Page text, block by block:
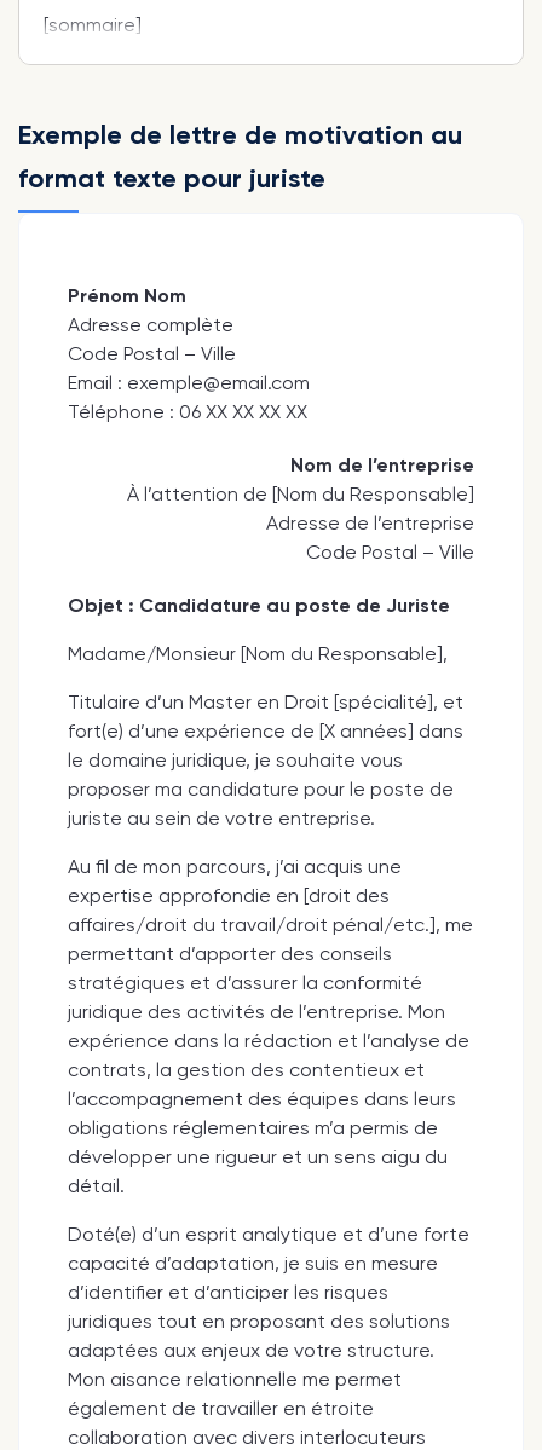
[sommaire]
Exemple de lettre de motivation au
format texte pour juriste
Prénom Nom
Adresse complète
Code Postal – Ville
Email : exemple@email.com
Téléphone : 06 XX XX XX XX
Nom de l’entreprise
À l’attention de [Nom du Responsable]
Adresse de l’entreprise
Code Postal – Ville
Objet : Candidature au poste de Juriste
Madame/Monsieur [Nom du Responsable],
Titulaire d’un Master en Droit [spécialité], et
fort(e) d’une expérience de [X années] dans
le domaine juridique, je souhaite vous
proposer ma candidature pour le poste de
juriste au sein de votre entreprise.
Au fil de mon parcours, j’ai acquis une
expertise approfondie en [droit des
affaires/droit du travail/droit pénal/etc.], me
permettant d’apporter des conseils
stratégiques et d’assurer la conformité
juridique des activités de l’entreprise. Mon
expérience dans la rédaction et l’analyse de
contrats, la gestion des contentieux et
l’accompagnement des équipes dans leurs
obligations réglementaires m’a permis de
développer une rigueur et un sens aigu du
détail.
Doté(e) d’un esprit analytique et d’une forte
capacité d’adaptation, je suis en mesure
d’identifier et d’anticiper les risques
juridiques tout en proposant des solutions
adaptées aux enjeux de votre structure.
Mon aisance relationnelle me permet
également de travailler en étroite
collaboration avec divers interlocuteurs